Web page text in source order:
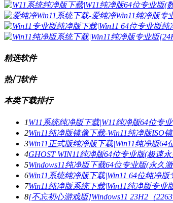
精选软件
热门软件
本类下载排行
1W11系统纯净版下载|W11纯净版64位专
2Win11纯净版镜像下载-Win11纯净版ISO
3Win11正式版纯净版下载|Win11纯净版64
4GHOST WIN11纯净版64位专业版(极速
5Windows11纯净版下载64位专业版(永久
6Win11系统纯净版下载|Win11 64位纯净
7Win11纯净版系统下载|Win11纯净版专业
8[不忘初心游戏版]Windows11 23H2（